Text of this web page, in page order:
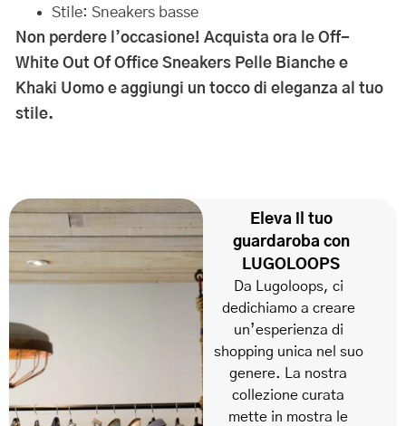
Stile: Sneakers basse
Non perdere l’occasione! Acquista ora le Off-
White Out Of Office Sneakers Pelle Bianche e
Khaki Uomo e aggiungi un tocco di eleganza al tuo
stile.
Eleva il tuo
guardaroba con
LUGOLOOPS
Da Lugoloops, ci
dedichiamo a creare
un’esperienza di
shopping unica nel suo
genere. La nostra
collezione curata
mette in mostra le